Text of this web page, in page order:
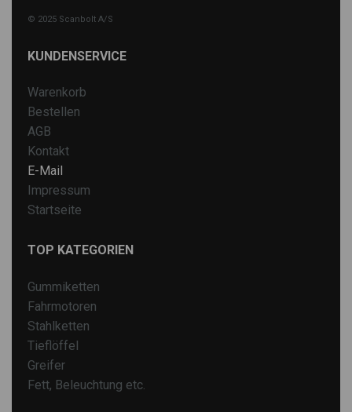
© 2025 Scanbolt A/S
KUNDENSERVICE
Warenkorb
Bestellen
AGB
Kontakt
E-Mail
Impressum
Startseite
TOP KATEGORIEN
Gummiketten
Fahrmotoren
Stahlketten
Tieflöffel
Greifer
Fett, Beleuchtung etc.